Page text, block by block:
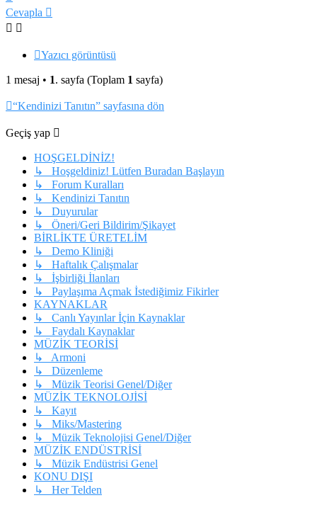
dön
Cevapla
Yazıcı görüntüsü
1 mesaj • 1. sayfa (Toplam 1 sayfa)
“Kendinizi Tanıtın” sayfasına dön
Geçiş yap
HOŞGELDİNİZ!
↳ Hoşgeldiniz! Lütfen Buradan Başlayın
↳ Forum Kuralları
↳ Kendinizi Tanıtın
↳ Duyurular
↳ Öneri/Geri Bildirim/Şikayet
BİRLİKTE ÜRETELİM
↳ Demo Kliniği
↳ Haftalık Çalışmalar
↳ İşbirliği İlanları
↳ Paylaşıma Açmak İstediğimiz Fikirler
KAYNAKLAR
↳ Canlı Yayınlar İçin Kaynaklar
↳ Faydalı Kaynaklar
MÜZİK TEORİSİ
↳ Armoni
↳ Düzenleme
↳ Müzik Teorisi Genel/Diğer
MÜZİK TEKNOLOJİSİ
↳ Kayıt
↳ Miks/Mastering
↳ Müzik Teknolojisi Genel/Diğer
MÜZİK ENDÜSTRİSİ
↳ Müzik Endüstrisi Genel
KONU DIŞI
↳ Her Telden